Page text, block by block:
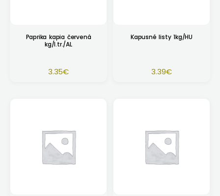
Paprika kapia červená
kg/I.tr./AL
3.35€
Kapusné listy 1kg/HU
3.39€